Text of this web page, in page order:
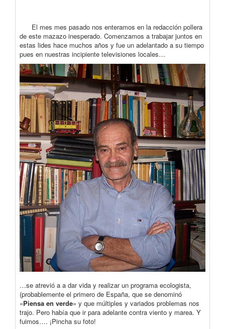
El mes mes pasado nos enteramos en la redacción pollera
de este mazazo inesperado. Comenzamos a trabajar juntos en
estas lides hace muchos años y fue un adelantado a su tiempo
pues en nuestras incipiente televisiones locales…
…se atrevió a a dar vida y realizar un programa ecologista,
(probablemente el primero de España, que se denominó
«Piensa en verde» y que múltiples y variados problemas nos
trajo. Pero había que ir para adelante contra viento y marea. Y
fuimos…. ¡Pincha su foto!